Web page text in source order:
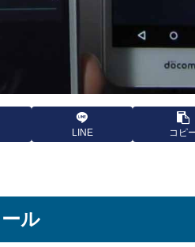
LINE コピ
ル